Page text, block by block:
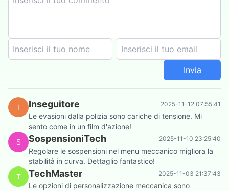
Invia
I Inseguitore 2025-11-12 07:55:41
Le evasioni dalla polizia sono cariche di tensione. Mi
sento come in un film d'azione!
S
SospensioniTech 2025-11-10 23:25:40
Regolare le sospensioni nel menu meccanico migliora la
stabilità in curva. Dettaglio fantastico!
T
TechMaster 2025-11-03 21:37:43
Le opzioni di personalizzazione meccanica sono